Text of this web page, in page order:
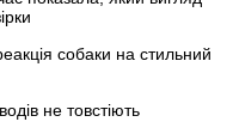
собаки на стильний
не товстіють